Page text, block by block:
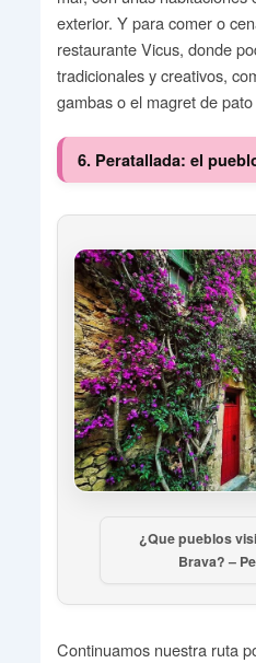
exterior. Y para comer o
restaurante Vicus, donde
tradicionales y creativos,
gambas o el magret de
6. Peratallada: el
¿Que pueblos
Brava? –
Continuamos nuestra ruta